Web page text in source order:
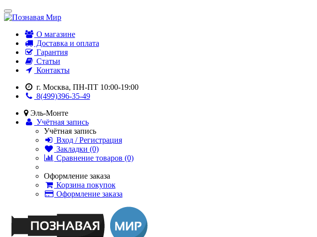
О магазине
Доставка и оплата
Гарантия
Статьи
Контакты
г. Москва, ПН-ПТ 10:00-19:00
8(499)396-35-49
Эль-Монте
Учётная запись
Учётная запись
Вход / Регистрация
Закладки (0)
Сравнение товаров (0)
Оформление заказа
Корзина покупок
Оформление заказа